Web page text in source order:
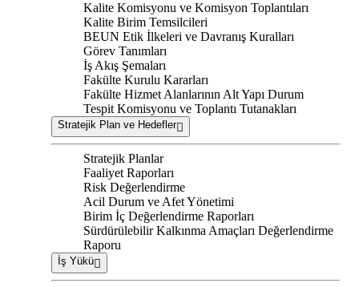
Kalite Komisyonu ve Komisyon Toplantıları
Kalite Birim Temsilcileri
BEUN Etik İlkeleri ve Davranış Kuralları
Görev Tanımları
İş Akış Şemaları
Fakülte Kurulu Kararları
Fakülte Hizmet Alanlarının Alt Yapı Durum
Tespit Komisyonu ve Toplantı Tutanakları
Stratejik Plan ve Hedefler
Stratejik Planlar
Faaliyet Raporları
Risk Değerlendirme
Acil Durum ve Afet Yönetimi
Birim İç Değerlendirme Raporları
Sürdürülebilir Kalkınma Amaçları Değerlendirme
Raporu
İş Yükü